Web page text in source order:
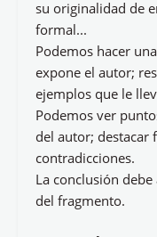
su originalidad de
formal...
Podemos hacer
expone el autor;
ejemplos que le
Podemos ver
del autor; destacar
contradicciones.
La conclusión
del fragmento.